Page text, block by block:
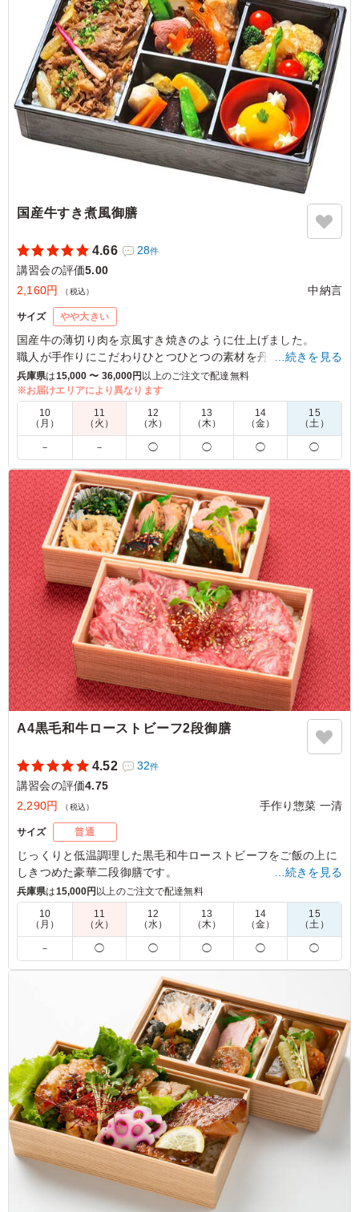
腹パンパン！ 味付けもとても良くて、初めてこちらで注
文しましたが選ぶお店を間違えてなかったです!! 皆さんが
喜んでくれて、こちらを選んで良かったです。
ご利用シーン：会議・セミナー›講習会
兵庫県神戸市西区玉津町新方2023/10/04
国産牛すき煮風御膳
4.66 28件
講習会の評価5.00
2,160円
（税込） 中納言
サイズ やや大きい
国産牛の薄切り肉を京風すき焼きのように仕上げました。
職人が手作りにこだわりひとつひとつの素材を丹精に仕上げま
した。
※「国産牛」から「神戸牛」に変更が可能です。「ご飯の種
類」プルダウンより選択してください。
※写真は「神戸牛」です。
5.0
お肉はもちろんですが、南蛮漬けや煮物も大変美味しくボ
リュームも満点！文句なしでした。 昨年は国産牛で頼
み、今年は送料の関係で神戸牛にしてみました。神戸牛は
大変美味しかったですが、昨年の国産牛でも十分美味しか
ったです。
ご利用シーン：会議・セミナー›講習会
兵庫県三田市香下2026/03/16
…続きを見る
兵庫県は15,000 〜 36,000円 以上のご注文で配達無料
※お届けエリアにより異なります
10
（月）
11
（火）
12
（水）
13
（木）
14
（金）
15
（土）
－ － ◯ ◯ ◯ ◯
A4黒毛和牛ローストビーフ2段御膳
4.52 32件
講習会の評価4.75
2,290円
（税込） 手作り惣菜 一清
サイズ 普通
じっくりと低温調理した黒毛和牛ローストビーフをご飯の上に
しきつめた豪華二段御膳です。
一清のオールスター級のお惣菜と共にお楽しみ下さい。
※お届け時は火を通して納品致します。
※夏季や時期、気候により食の安全を考慮し、傷みやすい食材
を別の内容に変更させていただく場合がございます。
アキツ工業株式会社 管理部
柔らかい薄切りのローストビーフがたくさん入っていて年
配の方にも好評でした。ローストビーフの上にはイクラま
で乗っていて豪華さもあります。（価格高騰でなかなかイ
クラが出回らなくなっていますが、今後も引き続きイクラ
が乗っているとありがたいです）副菜も食べにくいものは
なく、どれも美味しく頂きました。
ご利用シーン：会議・セミナー›講習会
大阪府大阪市福島区海老江2026/06/05
…続きを見る
兵庫県は15,000円 以上のご注文で配達無料
10
（月）
11
（火）
12
（水）
13
（木）
14
（金）
15
（土）
－ ◯ ◯ ◯ ◯ ◯